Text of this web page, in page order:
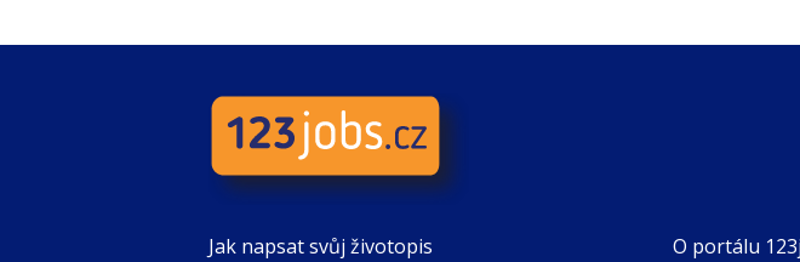
Jak napsat svůj životopis
O portálu